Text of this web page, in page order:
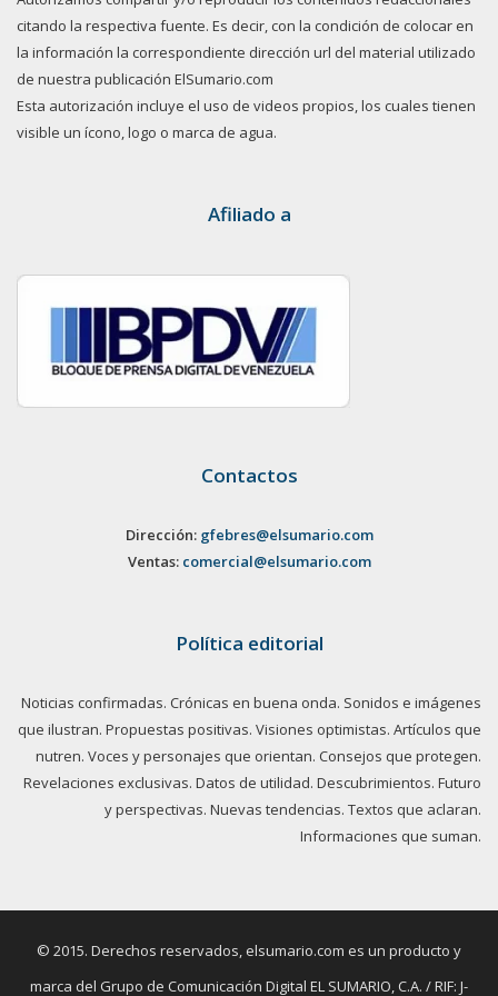
citando la respectiva fuente. Es decir, con la condición de colocar en
la información la correspondiente dirección url del material utilizado
de nuestra publicación ElSumario.com
Esta autorización incluye el uso de videos propios, los cuales tienen
visible un ícono, logo o marca de agua.
Afiliado a
Contactos
Dirección: gfebres@elsumario.com
Ventas: comercial@elsumario.com
Política editorial
Noticias confirmadas. Crónicas en buena onda. Sonidos e imágenes
que ilustran. Propuestas positivas. Visiones optimistas. Artículos que
nutren. Voces y personajes que orientan. Consejos que protegen.
Revelaciones exclusivas. Datos de utilidad. Descubrimientos. Futuro
y perspectivas. Nuevas tendencias. Textos que aclaran.
Informaciones que suman.
© 2015. Derechos reservados, elsumario.com es un producto y
marca del Grupo de Comunicación Digital EL SUMARIO, C.A. / RIF: J-